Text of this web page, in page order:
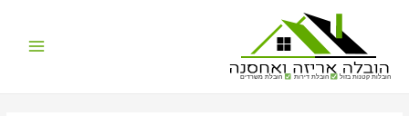
הובלות קטנות בזול הובלת דירות הובלת משרדים